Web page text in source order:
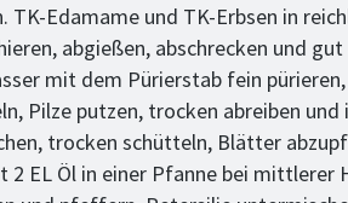
TK-Edamame und TK-Erbsen in
abgießen, abschrecken und
mit dem Pürierstab fein
Pilze putzen, trocken abreiben und
trocken schütteln, Blätter
2 EL Öl in einer Pfanne bei mittlerer